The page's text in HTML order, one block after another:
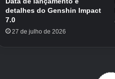
detalhes do Genshin Impact
7.0
27 de julho de 2026